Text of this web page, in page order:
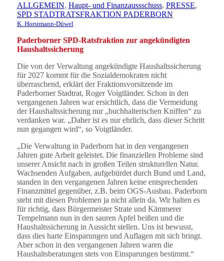
ALLGEMEIN, Haupt- und Finanzaussschuss, PRESSE,
SPD STADTRATSFRAKTION PADERBORN
K. Horstmann-Düwel
Paderborner SPD-Ratsfraktion zur angekündigten
Haushaltssicherung
Die von der Verwaltung angekündigte Haushaltssicherung
für 2027 kommt für die Sozialdemokraten nicht
überraschend, erklärt der Fraktionsvorsitzende im
Paderborner Stadtrat, Roger Voigtländer. Schon in den
vergangenen Jahren war ersichtlich, dass die Vermeidung
der Haushaltssicherung nur „buchhalterischen Kniffen“ zu
verdanken war. „Daher ist es nur ehrlich, dass dieser Schritt
nun gegangen wird“, so Voigtländer.
„Die Verwaltung in Paderborn hat in den vergangenen
Jahren gute Arbeit geleistet. Die finanziellen Probleme sind
unserer Ansicht nach in großen Teilen strukturellen Natur.
Wachsenden Aufgaben, aufgebürdet durch Bund und Land,
standen in den vergangenen Jahren keine entsprechenden
Finanzmittel gegenüber, z.B. beim OGS-Ausbau. Paderborn
steht mit diesen Problemen ja nicht allein da. Wir halten es
für richtig, dass Bürgermeister Strate und Kämmerer
Tempelmann nun in den sauren Apfel beißen und die
Haushaltssicherung in Aussicht stellen. Uns ist bewusst,
dass dies harte Einsparungen und Auflagen mit sich bringt.
Aber schon in den vergangenen Jahren waren die
Haushaltsberatungen stets von Einsparungen bestimmt.“